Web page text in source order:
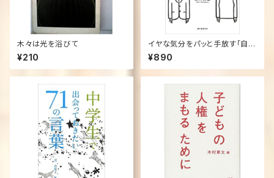
木々は光を浴びて
¥210
イヤな気分をパッと手放す「自分
思考」のすすめ: 他人にも感情に
も振り回されない方法 （単行
本）
¥890